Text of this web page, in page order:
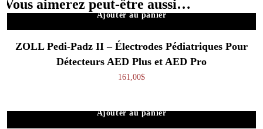
Vous aimerez peut-être aussi…
Ajouter au panier
ZOLL Pedi-Padz II – Électrodes Pédiatriques Pour
Détecteurs AED Plus et AED Pro
161,00$
Ajouter au panier